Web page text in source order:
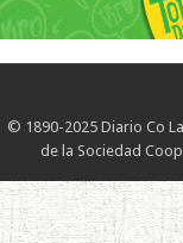
© 1890-2025 Diario Co
de la Sociedad